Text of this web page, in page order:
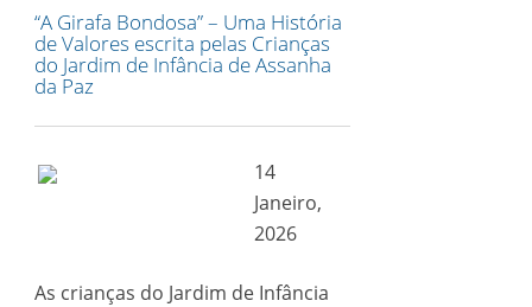
“A Girafa Bondosa” – Uma História
de Valores escrita pelas Crianças
do Jardim de Infância de Assanha
da Paz
14
Janeiro,
2026
As crianças do Jardim de Infância